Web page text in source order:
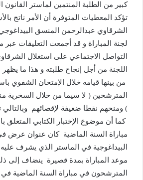
كبير من الطلبة المنتمين لماستر القانون
تؤكد المعطيات المتوفرة أن الأمر ناتج
الشرقاوي عبدالرحمن المنسق
لجنة المباراة و قد أجمعت التعليقات
التواصل الاجتماعي على استغلال
اللجنة من أجل إنجاح طلبته و هذا ما
من بينها قيامه خلال الإمتحان الشفوي
المترشحين ( لا سيما من خلال السخرية
) ومنحهم نقطا ضعيفة لإقصائهم
كما أن موضوع الإختبار الكتابي المتعلق
مباراة السنة الماضية كان عنوان عرض
البيداغوجية في الماستر الذي يشرف
موعد المباراة بمدة قصيرة ينضاف إلى
المترشحون في مباراة السنة الماضية